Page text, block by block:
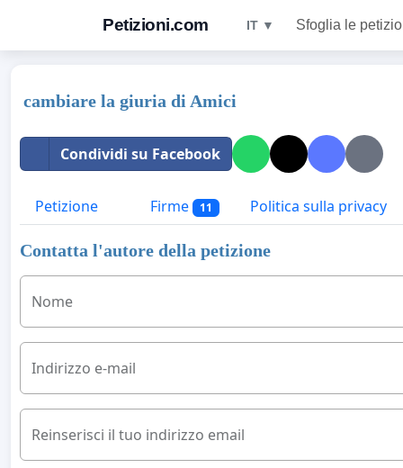
Petizioni.com IT ▼ Sfoglia le
cambiare la giuria di Amici
Condividi su Facebook
Petizione Firme 11 Politica sulla privacy
Contatta l'autore della petizione
Nome
Indirizzo e-mail
Reinserisci il tuo indirizzo email